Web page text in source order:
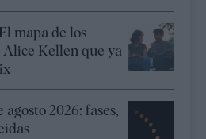
mapa de los
Alice Kellen que ya
2026: fases,